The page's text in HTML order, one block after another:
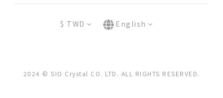
$ TWD English
2024 © SIO Crystal CO. LTD. ALL RIGHTS RESERVED.